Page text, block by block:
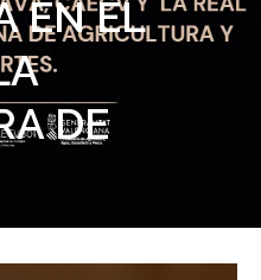
EN EL
DE